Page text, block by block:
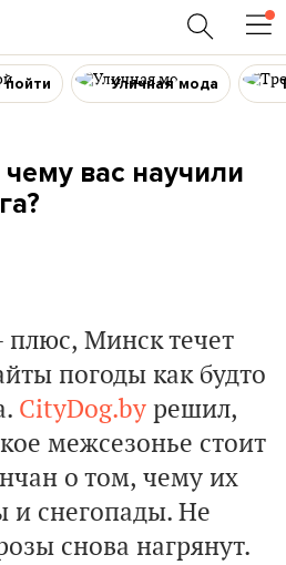
пойти Уличная мода
вас научили
плюс, Минск течет
погоды как будто
CityDog.by решил,
межсезонье стоит
о том, чему их
и снегопады. Не
снова нагрянут.